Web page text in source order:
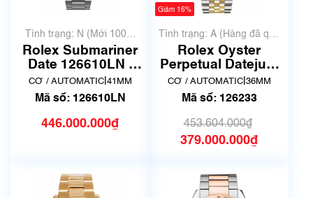
Tình trạng: N (Mới 100%
chưa qua sử dụng)
Rolex Submariner
Date 126610LN |
New Fullbox
CƠ / AUTOMATIC| 41MM
Mã số: 126610LN
446.000.000₫
Giảm 16%
Tình trạng: A (Hàng đã qua
sử dụng nhưng rất đẹp,
không có xước)
Rolex Oyster
Perpetual Datejust
36, ref. 126233, mặt
số vàng họa tiết lá
CƠ / AUTOMATIC| 36MM
Mã số: 126233
453.604.000₫
379.000.000₫